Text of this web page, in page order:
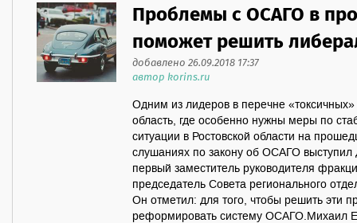
Проблемы с ОСАГО в
поможет решить
добавлено 26.09.2018 17:37
автор korins.ru
Одним из лидеров в перечне «токсичных»
область, где особенно нужны меры по
ситуации в Ростовской области на
слушаниях по закону об ОСАГО выступил
первый заместитель руководителя
председатель Совета регионального
Он отметил: для того, чтобы решить эти
реформировать систему ОСАГО.Михаил